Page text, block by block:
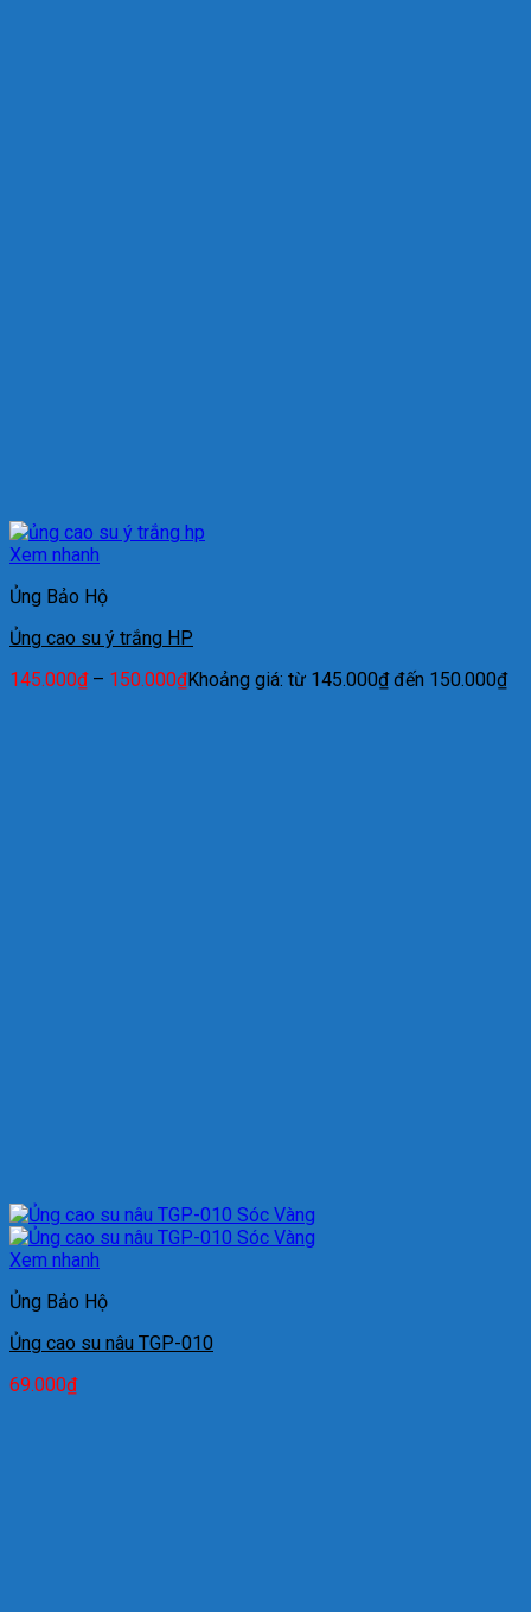
Xem nhanh
Ủng Bảo Hộ
Ủng cao su ý trắng HP
145.000₫ – 150.000₫Khoảng giá: từ 145.000₫ đến 150.000₫
Xem nhanh
Ủng Bảo Hộ
Ủng cao su nâu TGP-010
69.000₫